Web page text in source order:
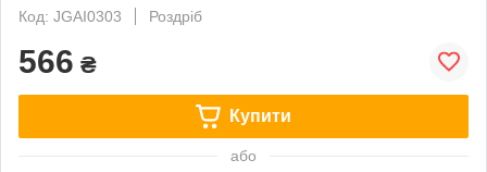
Код: JGAI0303
Роздріб
566 ₴
Купити
або